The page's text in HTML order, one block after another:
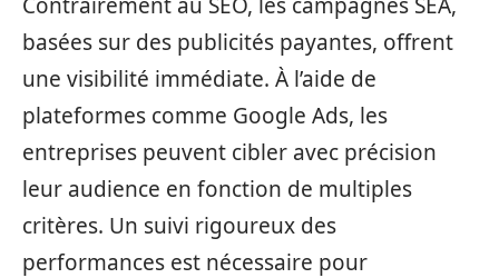
basées sur des publicités payantes, offrent
une visibilité immédiate. À l’aide de
plateformes comme Google Ads, les
entreprises peuvent cibler avec précision
leur audience en fonction de multiples
critères. Un suivi rigoureux des
performances est nécessaire pour